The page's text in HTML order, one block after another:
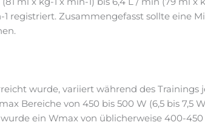
registriert. Zusammengefasst sollte eine
wurde, variiert während des Trainings
Bereiche von 450 bis 500 W (6,5 bis 7,5
ein Wmax von üblicherweise 400-450